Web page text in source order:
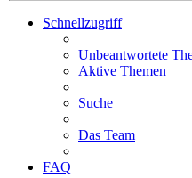
Schnellzugriff
Unbeantwortete
Aktive Themen
Suche
Das Team
FAQ